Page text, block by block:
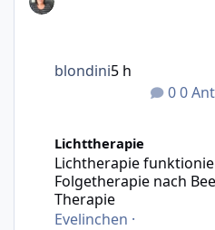
0
blondini5 h
Lichttherapie
Lichtherapie
Folgetherapie nach
Therapie
Evelinchen ·